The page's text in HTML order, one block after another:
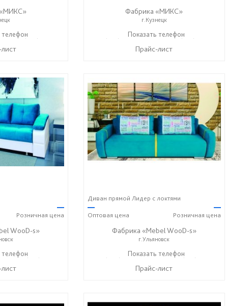
☎+7 (937) 428-44-55
телефон
Фабрика «МИКС»
г.Кузнецк
+7 (937) 423-36-37 ☎+7 (937) 428-44-55
Показать телефон
Прайс-лист
—
Розничная цена
WooD-s»
☎+7 (917) 612-77-76
телефон
Диван прямой Лидер с локтями
—
Оптовая цена
—
Розничная цена
Фабрика «Mebel WooD-s»
г.Ульяновск
+7 (906) 140-08-08 ☎+7 (917) 612-77-76
Показать телефон
Прайс-лист